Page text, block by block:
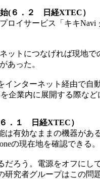
(６．２ 日経XTEC）
イサービス「キキ
トにつなげれば現地
あった。
ンターネット経由で自
企業内に展開する際など
．１ 日経XTEC）
有効なままの機器があ
の現在地を確認できる。
ろう。電源をオフにし
究者グループはこの問題